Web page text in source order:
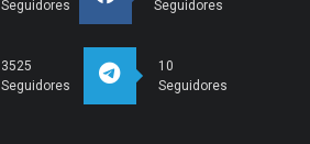
Seguidores
Seguidores
3525
Seguidores
10
Seguidores